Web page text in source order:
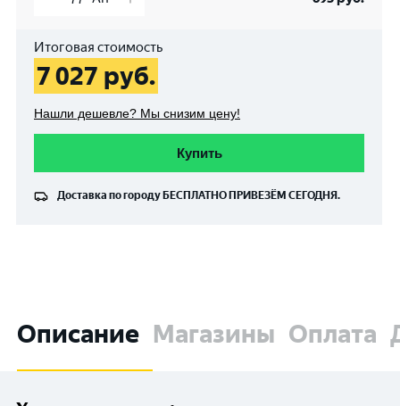
Итоговая стоимость
7 027 руб.
Нашли дешевле? Мы снизим цену!
Купить
Доставка по городу БЕСПЛАТНО ПРИВЕЗЁМ СЕГОДНЯ.
Описание Магазины Оплата